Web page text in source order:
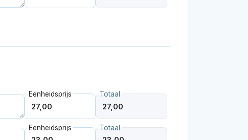
Eenheidsprijs Totaal
Eenheidsprijs Totaal